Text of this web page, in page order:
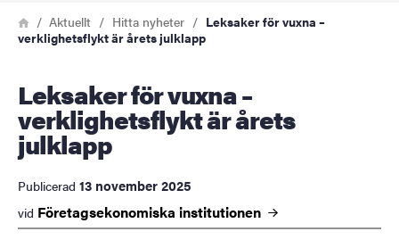
Länkstig
HemAktuellt Hitta nyheter
Leksaker för vuxna –
verklighetsflykt är årets julklapp
Leksaker för vuxna –
verklighetsflykt är årets
julklapp
Publicerad 13 november 2025
vid Företagsekonomiska institutionen